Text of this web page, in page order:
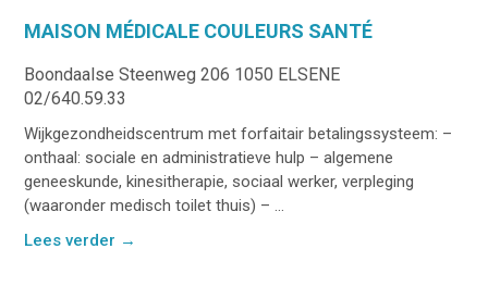
MAISON MÉDICALE COULEURS SANTÉ
Boondaalse Steenweg 206 1050 ELSENE
02/640.59.33
Wijkgezondheidscentrum met forfaitair betalingssysteem: –
onthaal: sociale en administratieve hulp – algemene
geneeskunde, kinesitherapie, sociaal werker, verpleging
(waaronder medisch toilet thuis) – ...
Lees verder →